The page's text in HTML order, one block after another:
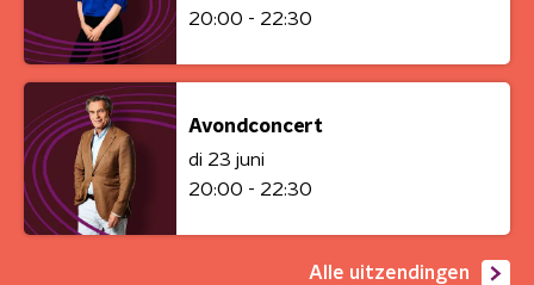
20:00 - 22:30
Avondconcert
di 23 juni
20:00 - 22:30
Alle uitzendingen